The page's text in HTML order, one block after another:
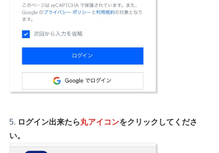
ログイン出来たら丸アイコンをクリックしてくださ
い。